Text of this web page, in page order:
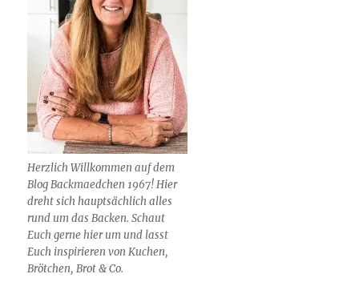
Herzlich Willkommen auf dem
Blog Backmaedchen 1967! Hier
dreht sich hauptsächlich alles
rund um das Backen. Schaut
Euch gerne hier um und lasst
Euch inspirieren von Kuchen,
Brötchen, Brot & Co.